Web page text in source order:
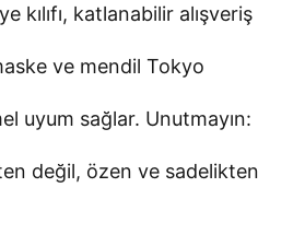
kılıfı, katlanabilir alışveriş
ve mendil Tokyo
uyum sağlar. Unutmayın:
değil, özen ve sadelikten